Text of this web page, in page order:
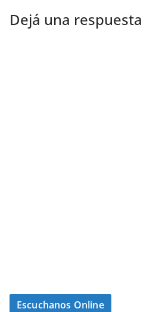
Dejá una respuesta
Escuchanos Online